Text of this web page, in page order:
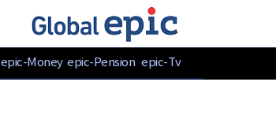
epic-Money epic-Pension epic-Tv